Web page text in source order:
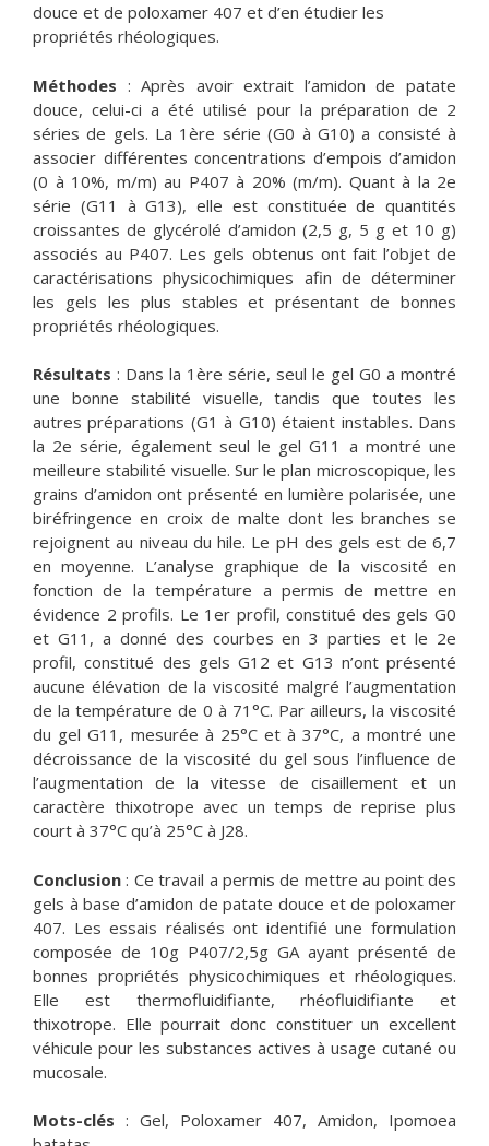
douce et de poloxamer 407 et d’en étudier les
propriétés rhéologiques.
Méthodes : Après avoir extrait l’amidon de patate
douce, celui-ci a été utilisé pour la préparation de 2
séries de gels. La 1ère série (G0 à G10) a consisté à
associer différentes concentrations d’empois d’amidon
(0 à 10%, m/m) au P407 à 20% (m/m). Quant à la 2e
série (G11 à G13), elle est constituée de quantités
croissantes de glycérolé d’amidon (2,5 g, 5 g et 10 g)
associés au P407. Les gels obtenus ont fait l’objet de
caractérisations physicochimiques afin de déterminer
les gels les plus stables et présentant de bonnes
propriétés rhéologiques.
Résultats : Dans la 1ère série, seul le gel G0 a montré
une bonne stabilité visuelle, tandis que toutes les
autres préparations (G1 à G10) étaient instables. Dans
la 2e série, également seul le gel G11 a montré une
meilleure stabilité visuelle. Sur le plan microscopique, les
grains d’amidon ont présenté en lumière polarisée, une
biréfringence en croix de malte dont les branches se
rejoignent au niveau du hile. Le pH des gels est de 6,7
en moyenne. L’analyse graphique de la viscosité en
fonction de la température a permis de mettre en
évidence 2 profils. Le 1er profil, constitué des gels G0
et G11, a donné des courbes en 3 parties et le 2e
profil, constitué des gels G12 et G13 n’ont présenté
aucune élévation de la viscosité malgré l’augmentation
de la température de 0 à 71°C. Par ailleurs, la viscosité
du gel G11, mesurée à 25°C et à 37°C, a montré une
décroissance de la viscosité du gel sous l’influence de
l’augmentation de la vitesse de cisaillement et un
caractère thixotrope avec un temps de reprise plus
court à 37°C qu’à 25°C à J28.
Conclusion : Ce travail a permis de mettre au point des
gels à base d’amidon de patate douce et de poloxamer
407. Les essais réalisés ont identifié une formulation
composée de 10g P407/2,5g GA ayant présenté de
bonnes propriétés physicochimiques et rhéologiques.
Elle est thermofluidifiante, rhéofluidifiante et
thixotrope. Elle pourrait donc constituer un excellent
véhicule pour les substances actives à usage cutané ou
mucosale.
Mots-clés : Gel, Poloxamer 407, Amidon, Ipomoea